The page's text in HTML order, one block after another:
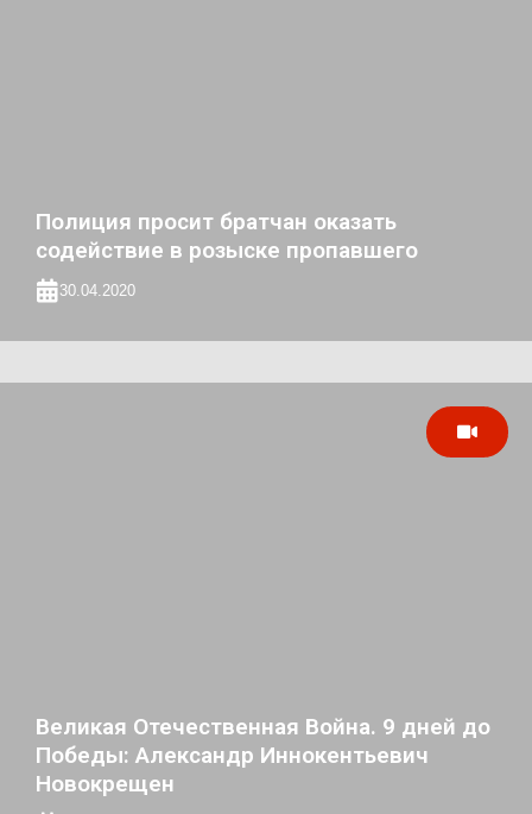
Полиция просит братчан оказать
содействие в розыске пропавшего
30.04.2020
Великая Отечественная Война. 9 дней до
Победы: Александр Иннокентьевич
Новокрещен